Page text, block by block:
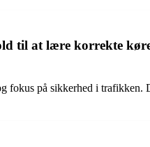
til at lære korrekte
fokus på sikkerhed i trafikken.